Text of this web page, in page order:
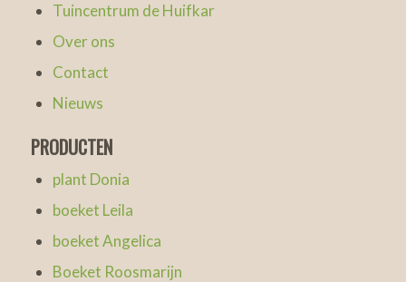
Tuincentrum de Huifkar
Over ons
Contact
Nieuws
PRODUCTEN
plant Donia
boeket Leila
boeket Angelica
Boeket Roosmarijn